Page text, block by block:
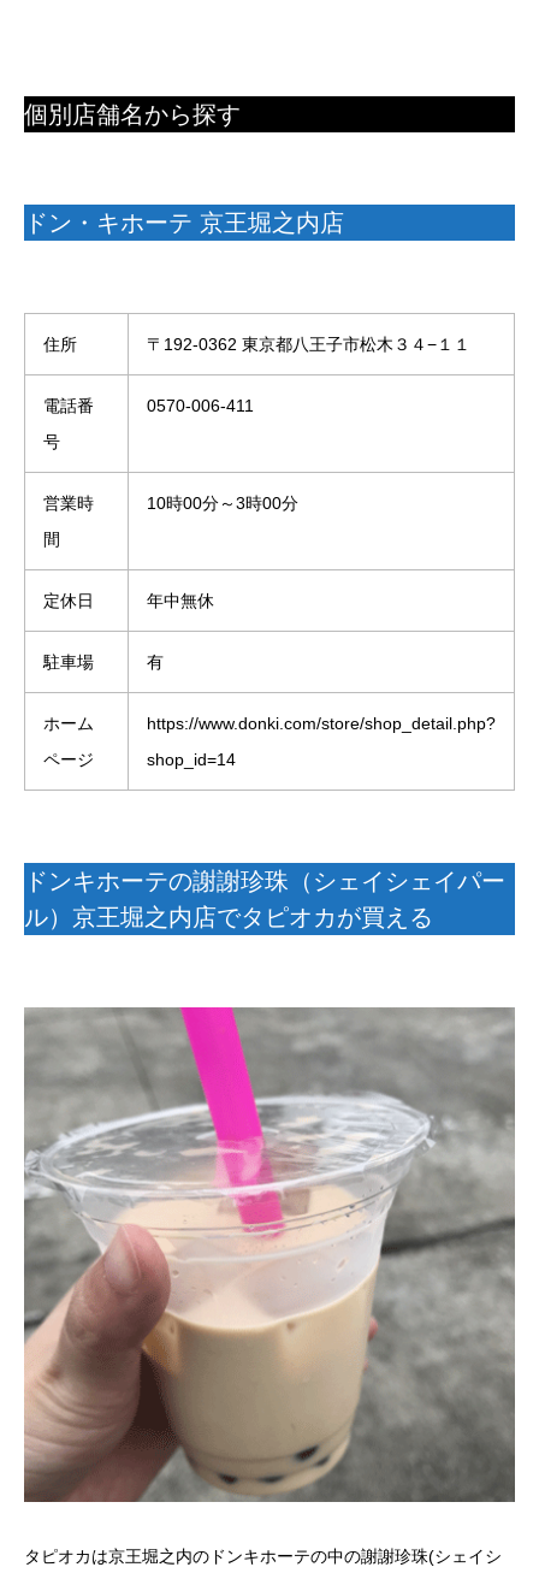
個別店舗名から探す
ドン・キホーテ 京王堀之内店
住所 〒192-0362 東京都八王子市松木３４−１１
電話番
号
0570-006-411
営業時
間
10時00分～3時00分
定休日 年中無休
駐車場 有
ホーム
ページ
https://www.donki.com/store/shop_detail.php?
shop_id=14
ドンキホーテの謝謝珍珠（シェイシェイパー
ル）京王堀之内店でタピオカが買える
タピオカは京王堀之内のドンキホーテの中の謝謝珍珠(シェイシ